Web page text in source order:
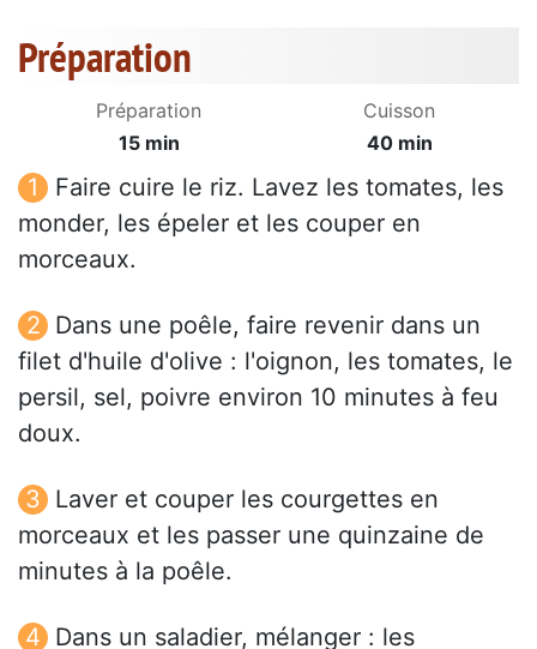
Préparation
Préparation
15 min
Cuisson
40 min
Faire cuire le riz. Lavez les tomates, les
monder, les épeler et les couper en
morceaux.
Dans une poêle, faire revenir dans un
filet d'huile d'olive : l'oignon, les tomates, le
persil, sel, poivre environ 10 minutes à feu
doux.
Laver et couper les courgettes en
morceaux et les passer une quinzaine de
minutes à la poêle.
Dans un saladier, mélanger : les